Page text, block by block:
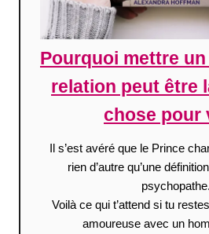
Pourquoi mettre
relation peut être
chose pour
Il s’est avéré que le Prince
rien d’autre qu’une
psychopathe.
Voilà ce qui t’attend si tu
amoureuse avec un